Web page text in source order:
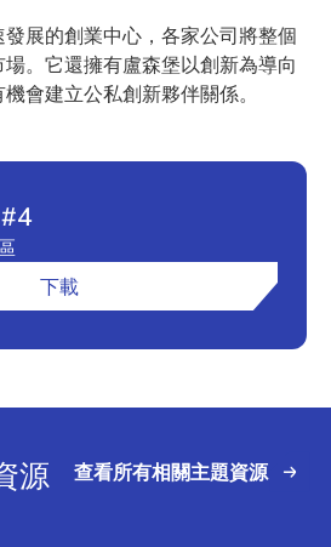
展的創業中心，各家公司將整個
。它還擁有盧森堡以創新為導向
會建立公私創新夥伴關係。
下載
源 查看所有相關主題資源